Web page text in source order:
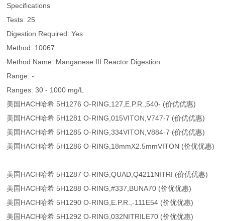
Specifications
Tests: 25
Digestion Required: Yes
Method: 10067
Method Name: Manganese III Reactor Digestion
Range: -
Ranges: 30 - 1000 mg/L
美国HACH哈希 5H1276 O-RING,127,E.P.R.,540- (价优优惠)
美国HACH哈希 5H1281 O-RING,015VITON,V747-7 (价优优惠)
美国HACH哈希 5H1285 O-RING,334VITON,V884-7 (价优优惠)
美国HACH哈希 5H1286 O-RING,18mmX2.5mmVITON (价优优惠)
美国HACH哈希 5H1287 O-RING,QUAD,Q4211NITRI (价优优惠)
美国HACH哈希 5H1288 O-RING,#337,BUNA70 (价优优惠)
美国HACH哈希 5H1290 O-RING,E.P.R.,-111E54 (价优优惠)
美国HACH哈希 5H1292 O-RING,032NITRILE70 (价优优惠)